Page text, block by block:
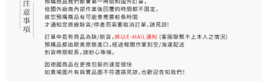
離島宅配（澎湖、金門、馬祖、小琉球）
每筆NT$250，滿NT$3,000(含以上)免運費
付款後門市自取